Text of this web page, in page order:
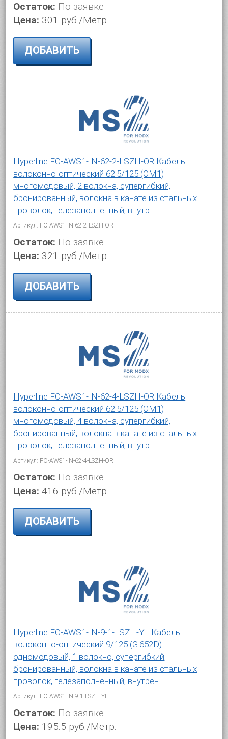
Остаток: По заявке
Цена: 301 руб./Метр.
ДОБАВИТЬ
Hyperline FO-AWS1-IN-62-2-LSZH-OR Кабель
волоконно-оптический 62.5/125 (OM1)
многомодовый, 2 волокна, супергибкий,
бронированный, волокна в канате из стальных
проволок, гелезаполненный, внутр
Артикул: FO-AWS1-IN-62-2-LSZH-OR
Остаток: По заявке
Цена: 321 руб./Метр.
ДОБАВИТЬ
Hyperline FO-AWS1-IN-62-4-LSZH-OR Кабель
волоконно-оптический 62.5/125 (OM1)
многомодовый, 4 волокна, супергибкий,
бронированный, волокна в канате из стальных
проволок, гелезаполненный, внутр
Артикул: FO-AWS1-IN-62-4-LSZH-OR
Остаток: По заявке
Цена: 416 руб./Метр.
ДОБАВИТЬ
Hyperline FO-AWS1-IN-9-1-LSZH-YL Кабель
волоконно-оптический 9/125 (G.652D)
одномодовый, 1 волокно, супергибкий,
бронированный, волокна в канате из стальных
проволок, гелезаполненный, внутрен
Артикул: FO-AWS1-IN-9-1-LSZH-YL
Остаток: По заявке
Цена: 195.5 руб./Метр.